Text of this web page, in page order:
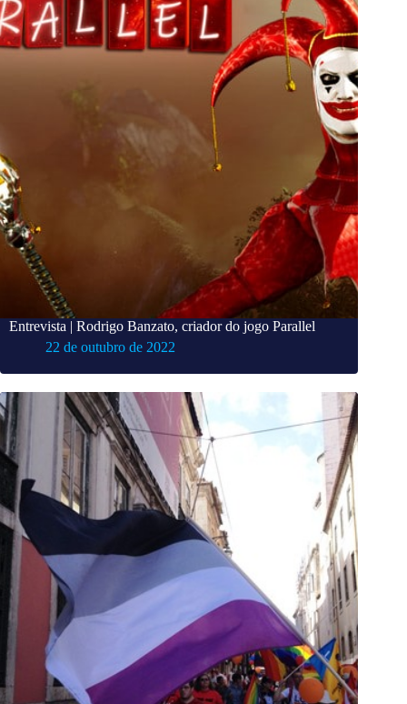
Entrevista | Rodrigo Banzato, criador do jogo Parallel
22 de outubro de 2022